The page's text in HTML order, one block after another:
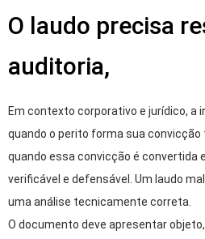
O laudo precisa
auditoria,
Em contexto corporativo e jurídico, a
quando o perito forma sua
quando essa convicção é convertida
verificável e defensável. Um laudo
uma análise tecnicamente correta.
O documento deve apresentar